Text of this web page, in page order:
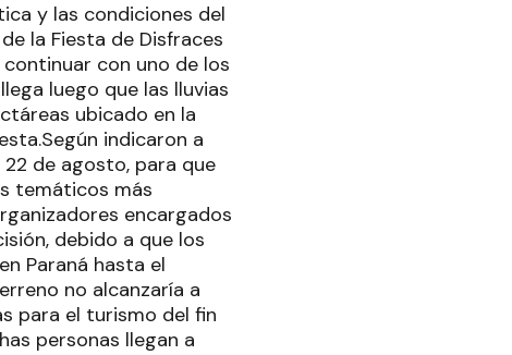
y las condiciones del
la Fiesta de Disfraces
con uno de los
luego que las lluvias
ubicado en la
indicaron a
de agosto, para que
temáticos más
encargados
debido a que los
Paraná hasta el
no alcanzaría a
para el turismo del fin
personas llegan a